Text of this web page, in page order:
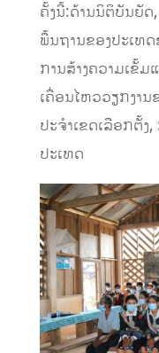
ຄັ້ງນີ້:ດ້ານນິຕິບັນຍັດ
ພື້ນຖານຂອງປະເທ
ການສ້າງຄວາມເຂັ້ມ
ເຄື່ອນໄຫວວຽກງາ
ປະຈໍາເຂດເລືອກຕັ້ງ
ປະເທດ